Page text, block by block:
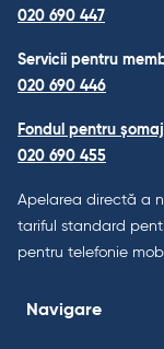
020 690 447
Servicii pentru
020 690 446
Fondul pentru
020 690 455
Apelarea directă a
tariful standard
pentru telefonie
Navigare